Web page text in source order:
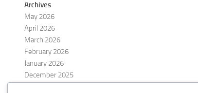
Archives
May 2026
April 2026
March 2026
February 2026
January 2026
December 2025